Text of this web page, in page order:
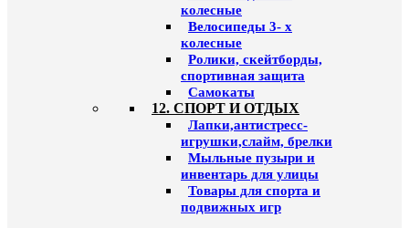
колесные
Велосипеды 3- х
колесные
Ролики, скейтборды,
спортивная защита
Самокаты
12. СПОРТ И ОТДЫХ
Лапки,антистресс-
игрушки,слайм, брелки
Мыльные пузыри и
инвентарь для улицы
Товары для спорта и
подвижных игр